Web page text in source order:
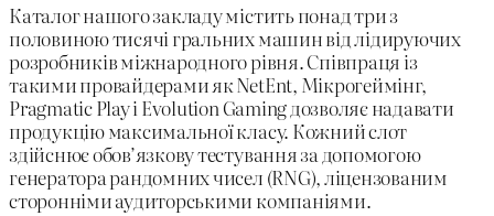
Каталог нашого закладу містить понад три з
половиною тисячі гральних машин від лідируючих
розробників міжнародного рівня. Співпраця із
такими провайдерами як NetEnt, Мікрогеймінг,
Pragmatic Play і Evolution Gaming дозволяє надавати
продукцію максимальної класу. Кожний слот
здійснює обов’язкову тестування за допомогою
генератора рандомних чисел (RNG), ліцензованим
сторонніми аудиторськими компаніями.